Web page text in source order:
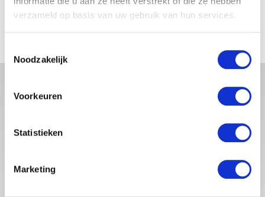
verzameld op basis van uw gebruik van hun services.
Noodzakelijk
Voorkeuren
Statistieken
Marketing
BEGONNEN & TANDEN BLEKEN